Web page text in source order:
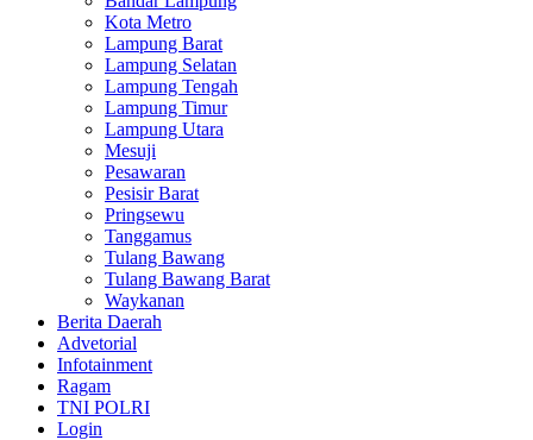
Kota Metro
Lampung Barat
Lampung Selatan
Lampung Tengah
Lampung Timur
Lampung Utara
Mesuji
Pesawaran
Pesisir Barat
Pringsewu
Tanggamus
Tulang Bawang
Tulang Bawang Barat
Waykanan
Berita Daerah
Advetorial
Infotainment
Ragam
TNI POLRI
Login